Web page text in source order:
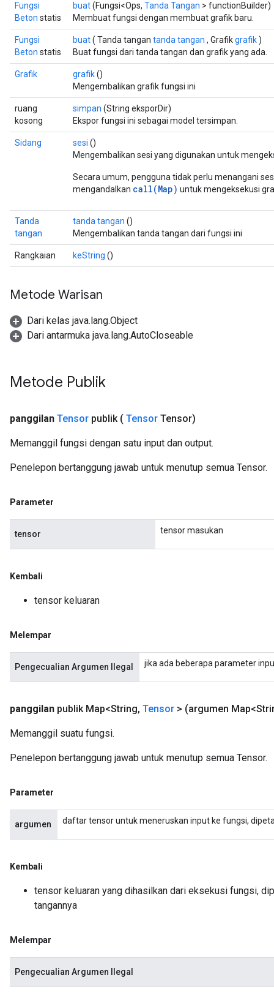
Fungsi
Beton statis
buat(Fungsi<Ops, Tanda Tangan > functionBuilder)
Membuat fungsi dengan membuat grafik baru.
Fungsi
Beton statis
buat( Tanda tangan tanda tangan , Grafikgrafik)
Buat fungsi dari tanda tangan dan grafik yang ada.
Grafik grafik()
Mengembalikan grafik fungsi ini
ruang
kosong
simpan (String eksporDir)
Ekspor fungsi ini sebagai model tersimpan.
Sidang sesi ()
Mengembalikan sesi yang digunakan untuk
Secara umum, pengguna tidak perlu menangani
mengandalkan call(Map) untuk mengeksekusi
Tanda
tangan
tanda tangan ()
Mengembalikan tanda tangan dari fungsi ini
Rangkaian keString ()
Metode Warisan
Dari kelas java.lang.Object
Dari antarmuka java.lang.AutoCloseable
Metode Publik
panggilan Tensor publik ( Tensor Tensor)
Memanggil fungsi dengan satu input dan output.
Penelepon bertanggung jawab untuk menutup semua Tensor.
Parameter
tensor tensor masukan
Kembali
tensor keluaran
Melempar
Pengecualian Argumen Ilegal jika ada beberapa parameter
panggilan publik Map<String, Tensor > (argumen
Memanggil suatu fungsi.
Penelepon bertanggung jawab untuk menutup semua Tensor.
Parameter
argumen daftar tensor untuk meneruskan input ke fungsi,
Kembali
tensor keluaran yang dihasilkan dari eksekusi fungsi,
tangannya
Melempar
Pengecualian Argumen Ilegal